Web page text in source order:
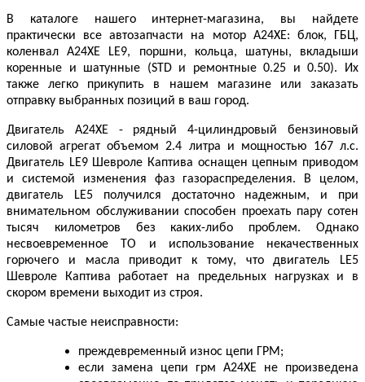
В каталоге нашего интернет-магазина, вы найдете
практически все автозапчасти на мотор A24XE: блок, ГБЦ,
коленвал A24XE LE9, поршни, кольца, шатуны, вкладыши
коренные и шатунные (STD и ремонтные 0.25 и 0.50). Их
также легко прикупить в нашем магазине или заказать
отправку выбранных позиций в ваш город.
Двигатель A24XE - рядный 4-цилиндровый бензиновый
силовой агрегат объемом 2.4 литра и мощностью 167 л.с.
Двигатель LE9 Шевроле Каптива оснащен цепным приводом
и системой изменения фаз газораспределения. В целом,
двигатель LE5 получился достаточно надежным, и при
внимательном обслуживании способен проехать пару сотен
тысяч километров без каких-либо проблем. Однако
несвоевременное ТО и использование некачественных
горючего и масла приводит к тому, что двигатель LE5
Шевроле Каптива работает на предельных нагрузках и в
скором времени выходит из строя.
Самые частые неисправности:
преждевременный износ цепи ГРМ;
если замена цепи грм A24XE не произведена